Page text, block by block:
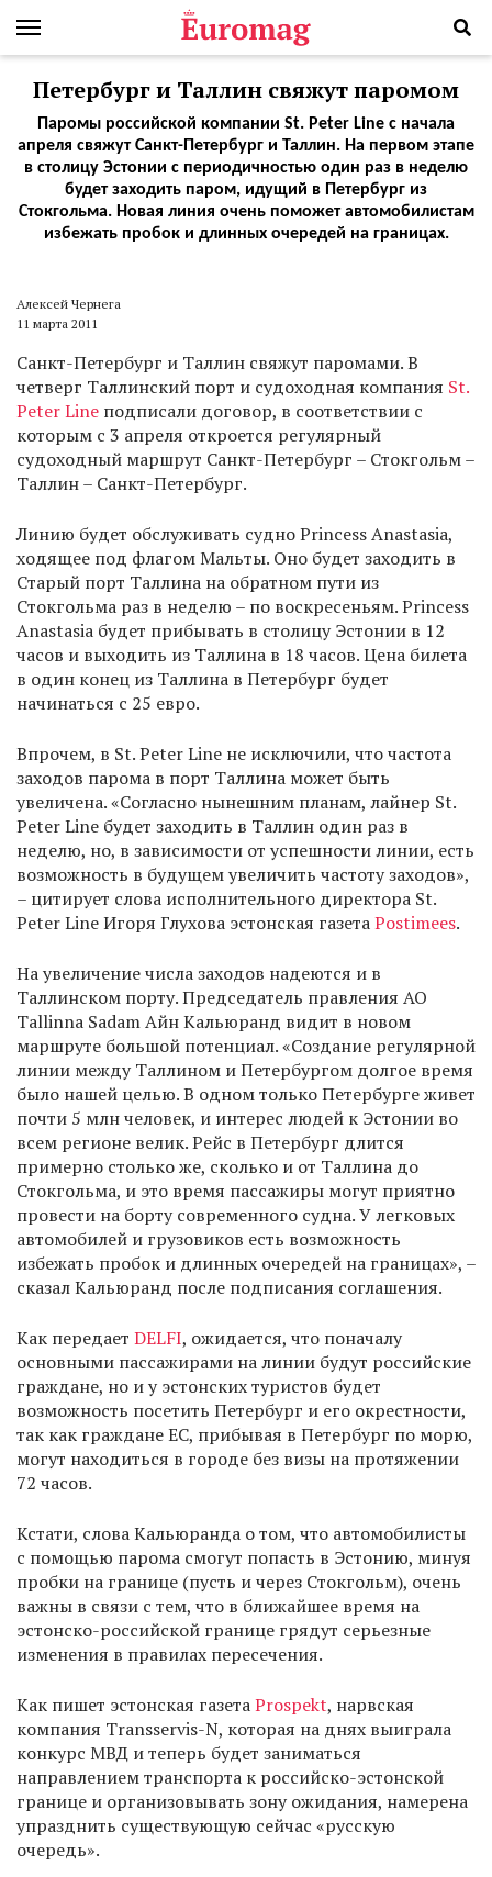
Петербург и Таллин свяжут паромом
Паромы российской компании St. Peter Line с начала
апреля свяжут Санкт-Петербург и Таллин. На первом этапе
в столицу Эстонии с периодичностью один раз в неделю
будет заходить паром, идущий в Петербург из
Стокгольма. Новая линия очень поможет автомобилистам
избежать пробок и длинных очередей на границах.
Алексей Чернега
11 марта 2011
Санкт-Петербург и Таллин свяжут паромами. В
четверг Таллинский порт и судоходная компания St.
Peter Line подписали договор, в соответствии с
которым с 3 апреля откроется регулярный
судоходный маршрут Санкт-Петербург – Стокгольм –
Таллин – Санкт-Петербург.
Линию будет обслуживать судно Princess Anastasia,
ходящее под флагом Мальты. Оно будет заходить в
Старый порт Таллина на обратном пути из
Стокгольма раз в неделю – по воскресеньям. Princess
Anastasia будет прибывать в столицу Эстонии в 12
часов и выходить из Таллина в 18 часов. Цена билета
в один конец из Таллина в Петербург будет
начинаться с 25 евро.
Впрочем, в St. Peter Line не исключили, что частота
заходов парома в порт Таллина может быть
увеличена. «Согласно нынешним планам, лайнер St.
Peter Line будет заходить в Таллин один раз в
неделю, но, в зависимости от успешности линии, есть
возможность в будущем увеличить частоту заходов»,
– цитирует слова исполнительного директора St.
Peter Line Игоря Глухова эстонская газетаPostimees.
На увеличение числа заходов надеются и в
Таллинском порту. Председатель правления АО
Tallinna Sadam Айн Кальюранд видит в новом
маршруте большой потенциал. «Создание регулярной
линии между Таллином и Петербургом долгое время
было нашей целью. В одном только Петербурге живет
почти 5 млн человек, и интерес людей к Эстонии во
всем регионе велик. Рейс в Петербург длится
примерно столько же, сколько и от Таллина до
Стокгольма, и это время пассажиры могут приятно
провести на борту современного судна. У легковых
автомобилей и грузовиков есть возможность
избежать пробок и длинных очередей на границах», –
сказал Кальюранд после подписания соглашения.
Как передает DELFI, ожидается, что поначалу
основными пассажирами на линии будут российские
граждане, но и у эстонских туристов будет
возможность посетить Петербург и его окрестности,
так как граждане ЕС, прибывая в Петербург по морю,
могут находиться в городе без визы на протяжении
72 часов.
Кстати, слова Кальюранда о том, что автомобилисты
с помощью парома смогут попасть в Эстонию, минуя
пробки на границе (пусть и через Стокгольм), очень
важны в связи с тем, что в ближайшее время на
эстонско-российской границе грядут серьезные
изменения в правилах пересечения.
Как пишет эстонская газетаProspekt, нарвская
компания Transservis-N, которая на днях выиграла
конкурс МВД и теперь будет заниматься
направлением транспорта к российско-эстонской
границе и организовывать зону ожидания, намерена
упразднить существующую сейчас «русскую
очередь».